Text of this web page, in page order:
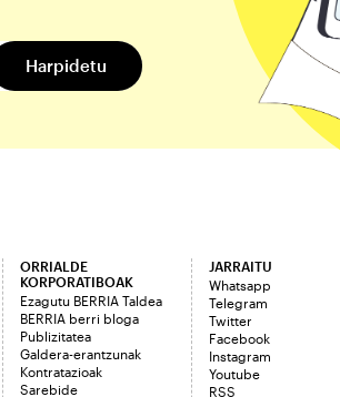
ORRIALDE
KORPORATIBOAK
Ezagutu BERRIA Taldea
BERRIA berri bloga
Publizitatea
Galdera-erantzunak
Kontratazioak
Sarebide
JARRAITU
Whatsapp
Telegram
Twitter
Facebook
Instagram
Youtube
RSS